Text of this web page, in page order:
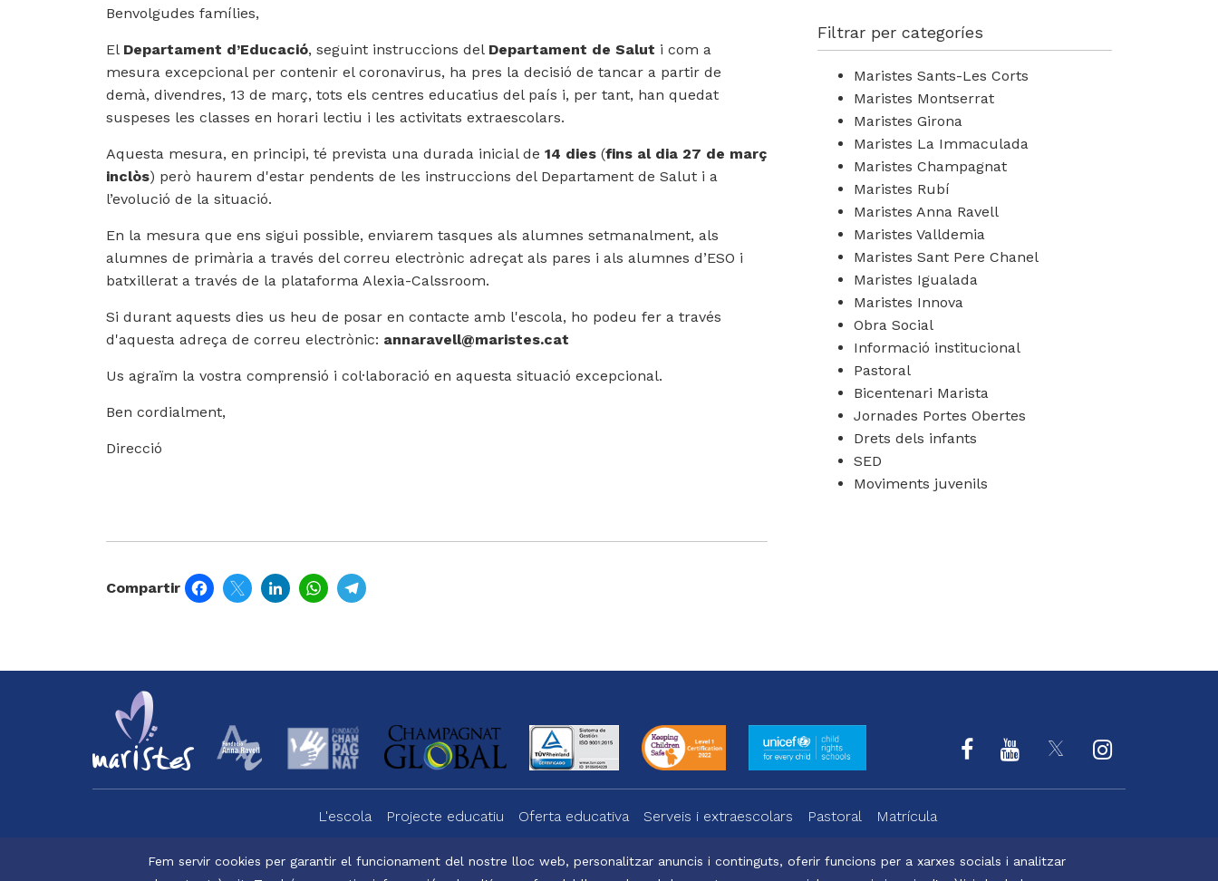
Benvolgudes famílies,
El Departament d’Educació, seguint instruccions del Departament de Salut i com a
mesura excepcional per contenir el coronavirus, ha pres la decisió de tancar a partir de
demà, divendres, 13 de març, tots els centres educatius del país i, per tant, han quedat
suspeses les classes en horari lectiu i les activitats extraescolars.
Aquesta mesura, en principi, té prevista una durada inicial de 14 dies (fins al dia 27 de març
inclòs) però haurem d'estar pendents de les instruccions del Departament de Salut i a
l’evolució de la situació.
En la mesura que ens sigui possible, enviarem tasques als alumnes setmanalment, als
alumnes de primària a través del correu electrònic adreçat als pares i als alumnes d’ESO i
batxillerat a través de la plataforma Alexia-Calssroom.
Si durant aquests dies us heu de posar en contacte amb l'escola, ho podeu fer a través
d'aquesta adreça de correu electrònic: annaravell@maristes.cat
Us agraïm la vostra comprensió i col·laboració en aquesta situació excepcional.
Ben cordialment,
Direcció
Compartir FacebookTwitterLinkedInWhatsApp
Filtrar per categoríes
Maristes Sants-Les Corts
Maristes Montserrat
Maristes Girona
Maristes La Immaculada
Maristes Champagnat
Maristes Rubí
Maristes Anna Ravell
Maristes Valldemia
Maristes Sant Pere Chanel
Maristes Igualada
Maristes Innova
Obra Social
Informació institucional
Pastoral
Bicentenari Marista
Jornades Portes Obertes
Drets dels infants
SED
Moviments juvenils
Fem servir cookies per garantir el funcionament del nostre lloc web, personalitzar anuncis i continguts, oferir funcions per a xarxes socials i analitzar
footer
L'escola Projecte educatiu Oferta educativa Serveis i extraescolars Pastoral Matrícula